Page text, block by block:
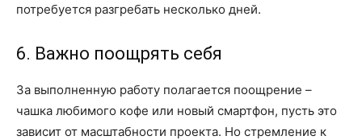
потребуется разгребать несколько дней.
6. Важно поощрять себя
За выполненную работу полагается поощрение –
чашка любимого кофе или новый смартфон, пусть это
зависит от масштабности проекта. Но стремление к